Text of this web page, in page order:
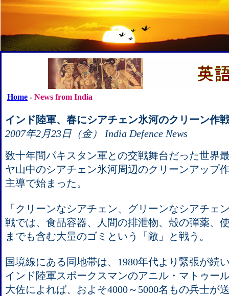
Home - News from India
インド陸軍、春にシアチェン氷河のクリーン作
2007年2月23日（金） India Defence News
数十年間パキスタン軍との交戦舞台だった世界
ヤ山中のシアチェン氷河周辺のクリーンアップ
主導で始まった。
「クリーンなシアチェン、グリーンなシアチェ
戦では、食品容器、人間の排泄物、殻の弾薬、
までも含む大量のゴミという「敵」と戦う。
国境線にある同地帯は、1980年代より緊張が続
インド陸軍スポークスマンのアニル・マトゥー
大佐によれば、およそ4000～5000名もの兵士が